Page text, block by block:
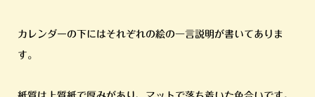
カレンダーの下にはそれぞれの絵の一言説明が書いてありま
す。